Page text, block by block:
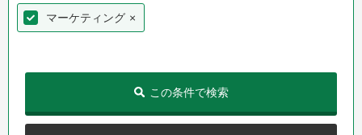
マーケティング ×
この条件で検索